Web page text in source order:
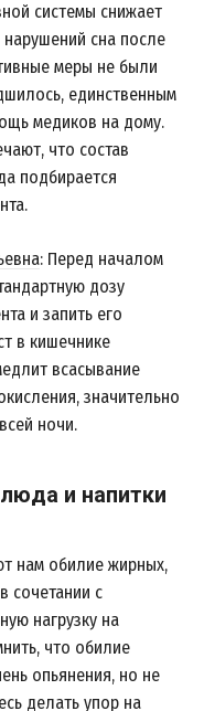
системы снижает
сна после
меры не были
единственным
медиков на дому.
что состав
подбирается
: Перед началом
дозу
и запить его
в кишечнике
всасывание
значительно
ночи.
и напитки
нам обилие жирных,
сочетании с
нагрузку на
что обилие
опьянения, но не
делать упор на